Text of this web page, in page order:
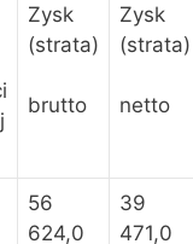
Zysk
(strata)
brutto
Zysk
(strata)
netto
56
624,0
39
471,0